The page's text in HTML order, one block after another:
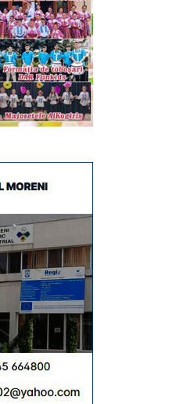
și pe Google News
RECLAMA